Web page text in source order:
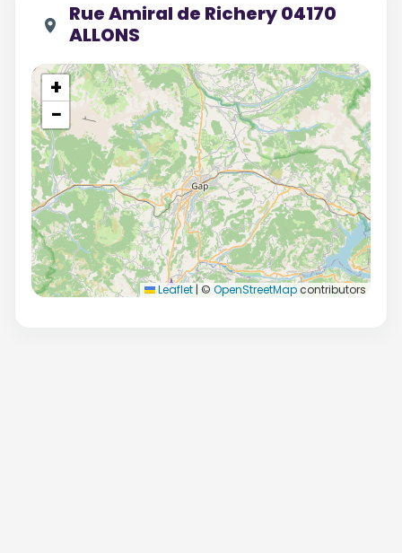
Rue Amiral de Richery 04170
ALLONS
+
−
Leaflet | © OpenStreetMapcontributors